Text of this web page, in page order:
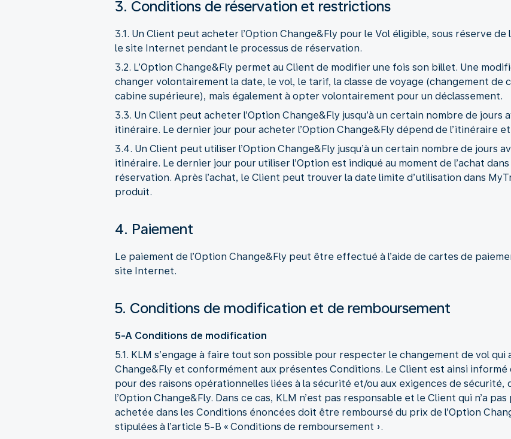
3. Conditions de réservation et restrictions
3.1. Un Client peut acheter l’Option Change&Fly pour le Vol éligible, sous réserve
le site Internet pendant le processus de réservation.
3.2. L’Option Change&Fly permet au Client de modifier une fois son billet. Une
changer volontairement la date, le vol, le tarif, la classe de voyage (changement de
cabine supérieure), mais également à opter volontairement pour un déclassement.
3.3. Un Client peut acheter l’Option Change&Fly jusqu’à un certain nombre de
itinéraire. Le dernier jour pour acheter l’Option Change&Fly dépend de l’itinéraire
3.4. Un Client peut utiliser l’Option Change&Fly jusqu’à un certain nombre de jours
itinéraire. Le dernier jour pour utiliser l’Option est indiqué au moment de l’achat
réservation. Après l’achat, le Client peut trouver la date limite d’utilisation dans
produit.
4. Paiement
Le paiement de l’Option Change&Fly peut être effectué à l’aide de cartes de
site Internet.
5. Conditions de modification et de remboursement
5-A Conditions de modification
5.1. KLM s’engage à faire tout son possible pour respecter le changement de vol qui
Change&Fly et conformément aux présentes Conditions. Le Client est ainsi informé
pour des raisons opérationnelles liées à la sécurité et/ou aux exigences de sécurité,
l’Option Change&Fly. Dans ce cas, KLM n’est pas responsable et le Client qui n’a
achetée dans les Conditions énoncées doit être remboursé du prix de l’Option
stipulées à l’article 5-B « Conditions de remboursement ».